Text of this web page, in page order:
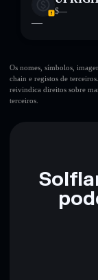
$—
—
Os nomes, símbolos,
chain e registos de
reivindica direitos sobre
terceiros.